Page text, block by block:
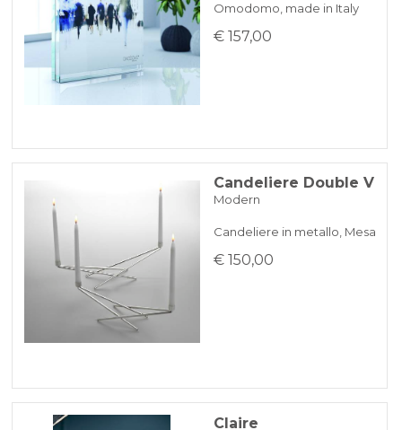
Omodomo, made in Italy
€ 157,00
Candeliere Double V
Modern
Candeliere in metallo, Mesa
€ 150,00
Claire